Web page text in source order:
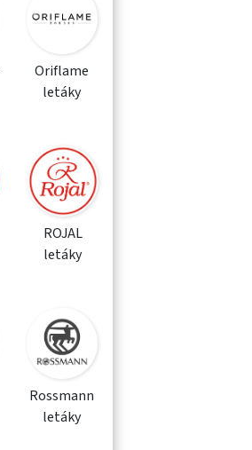
Oriflame
letáky
ROJAL
letáky
Rossmann
letáky